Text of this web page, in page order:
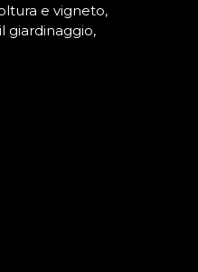
e vigneto,
giardinaggio,